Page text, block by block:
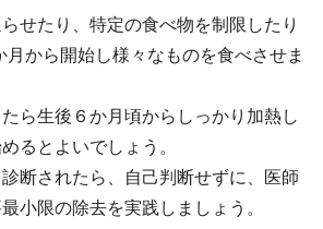
せたり、特定の食べ物を制限したり
から開始し様々なものを食べさせま
ら生後６か月頃からしっかり加熱し
るとよいでしょう。
診断されたら、自己判断せずに、医師
小限の除去を実践しましょう。